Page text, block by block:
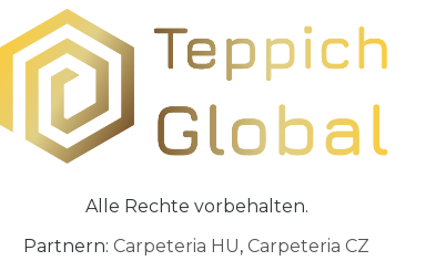
Alle Rechte vorbehalten.
Partnern: Carpeteria HU, Carpeteria CZ